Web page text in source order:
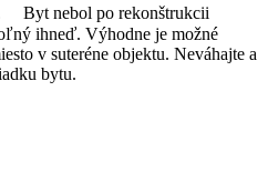
Byt nebol po rekonštrukcii
ihneď. Výhodne je možné
v suteréne objektu. Neváhajte a
bytu.